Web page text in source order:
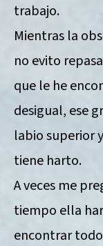
trabajo.
Mientras la
no evito
que le he
desigual, ese
labio superior
tiene harto.
A veces me
tiempo ella
encontrar